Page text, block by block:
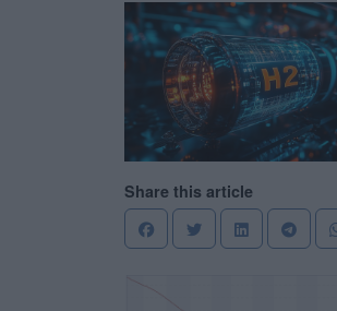
Share this article